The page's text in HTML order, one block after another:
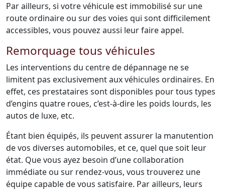
Par ailleurs, si votre véhicule est immobilisé sur une
route ordinaire ou sur des voies qui sont difficilement
accessibles, vous pouvez aussi leur faire appel.
Remorquage tous véhicules
Les interventions du centre de dépannage ne se
limitent pas exclusivement aux véhicules ordinaires. En
effet, ces prestataires sont disponibles pour tous types
d’engins quatre roues, c’est-à-dire les poids lourds, les
autos de luxe, etc.
Étant bien équipés, ils peuvent assurer la manutention
de vos diverses automobiles, et ce, quel que soit leur
état. Que vous ayez besoin d’une collaboration
immédiate ou sur rendez-vous, vous trouverez une
équipe capable de vous satisfaire. Par ailleurs, leurs